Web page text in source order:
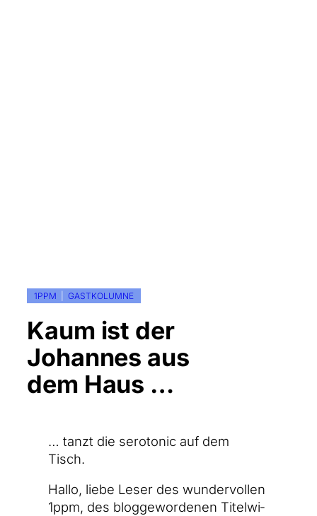
1PPM GASTKOLUMNE
Kaum ist der
Johannes aus
dem Haus …
… tanzt die sero­to­nic auf dem
Tisch.
Hal­lo, lie­be Leser des wun­der­vol­len
1ppm, des blog­ge­wor­de­nen Titel­wi­